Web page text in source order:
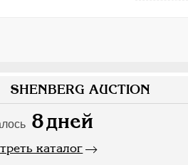
SHENBERG AUCTION
8дней
каталог